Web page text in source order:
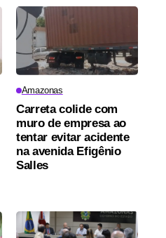
Amazonas
Carreta colide com
muro de empresa ao
tentar evitar acidente
na avenida Efigênio
Salles